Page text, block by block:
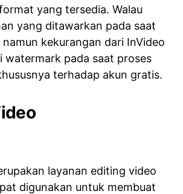
yang tersedia. Walau
yang ditawarkan pada saat
kekurangan dari InVideo
watermark pada saat proses
terhadap akun gratis.
layanan editing video
digunakan untuk membuat